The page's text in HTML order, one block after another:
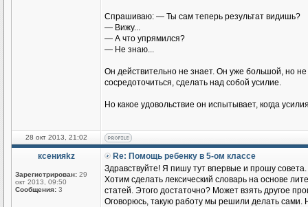
Спрашиваю: — Ты сам теперь результат видишь?
— Вижу...
— А что упрямился?
— Не знаю...
Он действительно не знает. Он уже большой, но
сосредоточиться, сделать над собой усилие.
Но какое удовольствие он испытывает, когда
28 окт 2013, 21:02
ксенияkz
Зарегистрирован: 29
окт 2013, 09:50
Сообщения: 3
Re: Помощь ребенку в 5-ом классе
Здравствуйте! Я пишу тут впервые и прошу
Хотим сделать лексический словарь на основе
статей. Этого достаточно? Может взять другое
Оговорюсь, такую работу мы решили делать